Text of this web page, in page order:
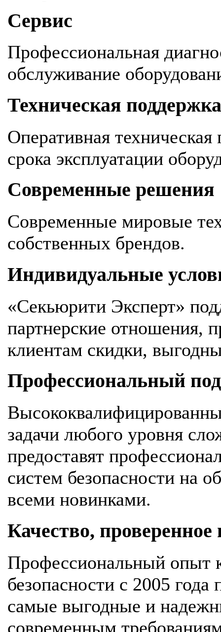
Сервис
Профессиональная
обслуживание
Техническая поддержка
Оперативная техническая
срока эксплуатации
Современные решения
Современные мировые
собственных брендов.
Индивидуальные
«Секьюрити Эксперт»
партнерские отношения,
клиентам скидки,
Профессиональный
задачи любого уровня
предоставят
систем безопасности на
всеми новинками.
Качество,
Профессиональный опыт
безопасности с 2005 года
самые выгодные и
современным